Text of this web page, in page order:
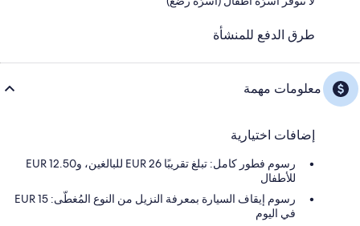
طرق الدفع للمنشأة
معلومات مهمة
إضافات اختيارية
رسوم فطور كامل: تبلغ تقريبًا EUR 26 للبالغين، وEUR 12.50
للأطفال
رسوم إيقاف السيارة بمعرفة النزيل من النوع المُغطّى: 15 EUR
في اليوم